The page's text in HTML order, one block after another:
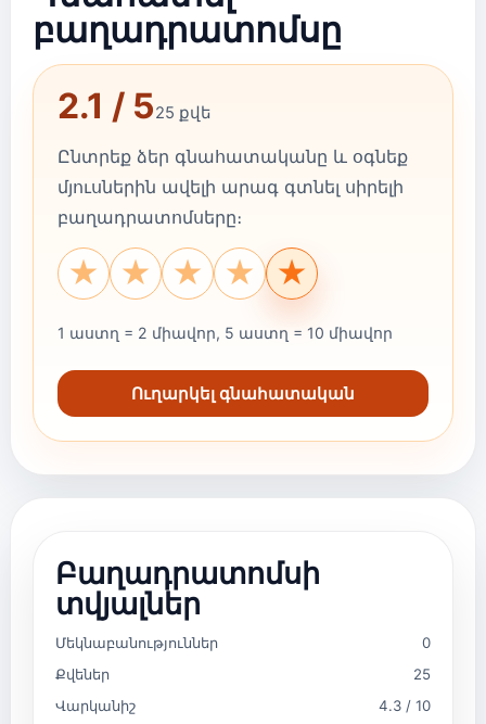
բաղադրատոմսը
2.1 / 525 քվե
Ընտրեք ձեր գնահատականը և օգնեք
մյուսներին ավելի արագ գտնել սիրելի
բաղադրատոմսերը։
★
★
★
★
★
1 աստղ = 2 միավոր, 5 աստղ = 10 միավոր
Ուղարկել գնահատական
Բաղադրատոմսի
տվյալներ
Մեկնաբանություններ
0
Քվեներ
25
Վարկանիշ
4.3 / 10